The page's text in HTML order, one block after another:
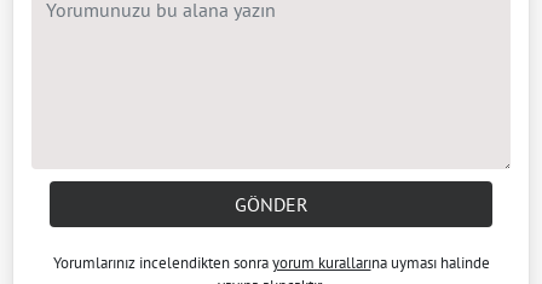
GÖNDER
Yorumlarınız incelendikten sonrayorum kurallarına uyması halinde